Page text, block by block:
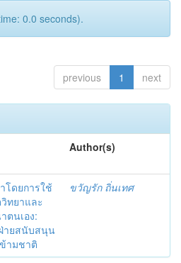
0.0 seconds).
previous 1 next
Author(s)
โดยการใช้
ทยาและ
ตนเอง:
ายสนับสนุน
ามชาติ
ขวัญรัก ถิ่นเทศ